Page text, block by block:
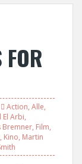
Action, Alle,
El Arbi,
Bremner, Film,
, Kino, Martin